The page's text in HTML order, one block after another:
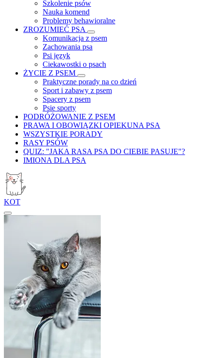
Szkolenie psów
Nauka komend
Problemy behawioralne
ZROZUMIEĆ PSA
Komunikacja z psem
Zachowania psa
Psi język
Ciekawostki o psach
ŻYCIE Z PSEM
Praktyczne porady na co dzień
Sport i zabawy z psem
Spacery z psem
Psie sporty
PODRÓŻOWANIE Z PSEM
PRAWA I OBOWIĄZKI OPIEKUNA PSA
WSZYSTKIE PORADY
RASY PSÓW
QUIZ: "JAKA RASA PSA DO CIEBIE PASUJE"?
IMIONA DLA PSA
KOT